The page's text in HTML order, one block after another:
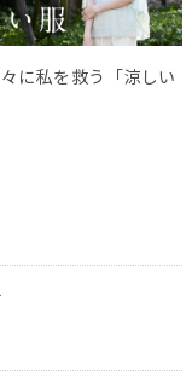
に私を救う「涼しい